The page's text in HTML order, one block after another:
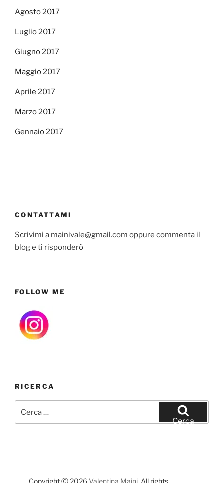
Agosto 2017
Luglio 2017
Giugno 2017
Maggio 2017
Aprile 2017
Marzo 2017
Gennaio 2017
CONTATTAMI
Scrivimi a mainivale@gmail.com oppure commenta il
blog e ti risponderò
FOLLOW ME
RICERCA
Cerca
Copyright Ⓒ 2026 Valentina Maini . All rights